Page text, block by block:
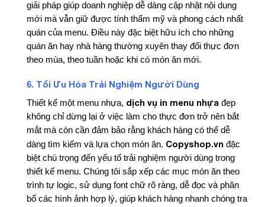
giải pháp giúp doanh nghiệp dễ dàng cập nhật nội dung
mới mà vẫn giữ được tính thẩm mỹ và phong cách nhất
quán của menu. Điều này đặc biệt hữu ích cho những
quán ăn hay nhà hàng thường xuyên thay đổi thực đơn
theo mùa, theo tuần hoặc khi có món ăn mới.
6. Tối Ưu Hóa Trải Nghiệm Người Dùng
Thiết kế một menu nhựa, dịch vụ in menu nhựa đẹp
không chỉ dừng lại ở việc làm cho thực đơn trở nên bắt
mắt mà còn cần đảm bảo rằng khách hàng có thể dễ
dàng tìm kiếm và lựa chọn món ăn. Copyshop.vn đặc
biệt chú trọng đến yếu tố trải nghiệm người dùng trong
thiết kế menu. Chúng tôi sắp xếp các mục món ăn theo
trình tự logic, sử dụng font chữ rõ ràng, dễ đọc và phân
bổ các hình ảnh hợp lý, giúp khách hàng nhanh chóng tra